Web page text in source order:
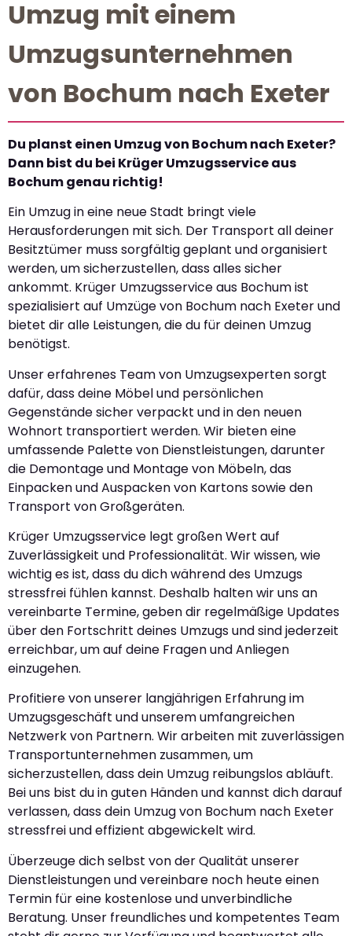
Umzug mit einem
Umzugsunternehmen
von Bochum nach Exeter
Du planst einen Umzug von Bochum nach Exeter?
Dann bist du bei Krüger Umzugsservice aus
Bochum genau richtig!
Ein Umzug in eine neue Stadt bringt viele
Herausforderungen mit sich. Der Transport all deiner
Besitztümer muss sorgfältig geplant und organisiert
werden, um sicherzustellen, dass alles sicher
ankommt. Krüger Umzugsservice aus Bochum ist
spezialisiert auf Umzüge von Bochum nach Exeter und
bietet dir alle Leistungen, die du für deinen Umzug
benötigst.
Unser erfahrenes Team von Umzugsexperten sorgt
dafür, dass deine Möbel und persönlichen
Gegenstände sicher verpackt und in den neuen
Wohnort transportiert werden. Wir bieten eine
umfassende Palette von Dienstleistungen, darunter
die Demontage und Montage von Möbeln, das
Einpacken und Auspacken von Kartons sowie den
Transport von Großgeräten.
Krüger Umzugsservice legt großen Wert auf
Zuverlässigkeit und Professionalität. Wir wissen, wie
wichtig es ist, dass du dich während des Umzugs
stressfrei fühlen kannst. Deshalb halten wir uns an
vereinbarte Termine, geben dir regelmäßige Updates
über den Fortschritt deines Umzugs und sind jederzeit
erreichbar, um auf deine Fragen und Anliegen
einzugehen.
Profitiere von unserer langjährigen Erfahrung im
Umzugsgeschäft und unserem umfangreichen
Netzwerk von Partnern. Wir arbeiten mit zuverlässigen
Transportunternehmen zusammen, um
sicherzustellen, dass dein Umzug reibungslos abläuft.
Bei uns bist du in guten Händen und kannst dich darauf
verlassen, dass dein Umzug von Bochum nach Exeter
stressfrei und effizient abgewickelt wird.
Überzeuge dich selbst von der Qualität unserer
Dienstleistungen und vereinbare noch heute einen
Termin für eine kostenlose und unverbindliche
Beratung. Unser freundliches und kompetentes Team